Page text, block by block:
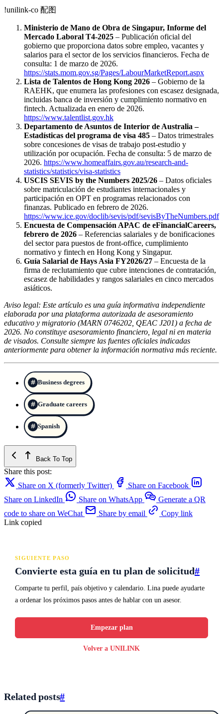
!unilink-co 配图
Ministerio de Mano de Obra de Singapur, Informe del
Mercado Laboral T4-2025 – Publicación oficial del
gobierno que proporciona datos sobre empleo, vacantes y
salarios para el sector de los servicios financieros. Fecha de
consulta: 1 de marzo de 2026.
https://stats.mom.gov.sg/Pages/LabourMarketReport.aspx
Lista de Talentos de Hong Kong 2026 – Gobierno de la
RAEHK, que enumera las profesiones con escasez designada,
incluidas banca de inversión y cumplimiento normativo en
fintech. Actualizada en enero de 2026.
https://www.talentlist.gov.hk
Departamento de Asuntos de Interior de Australia –
Estadísticas del programa de visa 485 – Datos trimestrales
sobre concesiones de visas de trabajo post-estudio y
utilización por ocupación. Fecha de consulta: 5 de marzo de
2026. https://www.homeaffairs.gov.au/research-and-
statistics/statistics/visa-statistics
USCIS SEVIS by the Numbers 2025/26 – Datos oficiales
sobre matriculación de estudiantes internacionales y
participación en OPT en programas relacionados con
finanzas. Publicado en febrero de 2026.
https://www.ice.gov/doclib/sevis/pdf/sevisByTheNumbers.pdf
Encuesta de Compensación APAC de eFinancialCareers,
febrero de 2026 – Referencias salariales y de bonificaciones
del sector para puestos de front-office, cumplimiento
normativo y fintech en Hong Kong y Singapur.
Guía Salarial de Hays Asia FY2026/27 – Encuesta de la
firma de reclutamiento que cubre intenciones de contratación,
escasez de habilidades y rangos salariales en cinco mercados
asiáticos.
Aviso legal: Este artículo es una guía informativa independiente
elaborada por una plataforma autorizada de asesoramiento
educativo y migratorio (MARN 0746202, QEAC J201) a fecha de
2026. No constituye asesoramiento financiero, legal ni en materia
de visados. Consulte siempre las fuentes oficiales indicadas
anteriormente para obtener la información normativa más reciente.
Business degrees
Graduate careers
Spanish
Back To Top
Share this post:
Share on X (formerly Twitter)
Share on Facebook
Share on LinkedIn
Share on WhatsApp
Generate a QR
code to share on WeChat
Share by email
Copy link
Link copied
SIGUIENTE PASO
Convierte esta guía en tu plan de solicitud#
Comparte tu perfil, país objetivo y calendario. Lina puede ayudarte
a ordenar los próximos pasos antes de hablar con un asesor.
Empezar plan
Volver a UNILINK
Related posts#